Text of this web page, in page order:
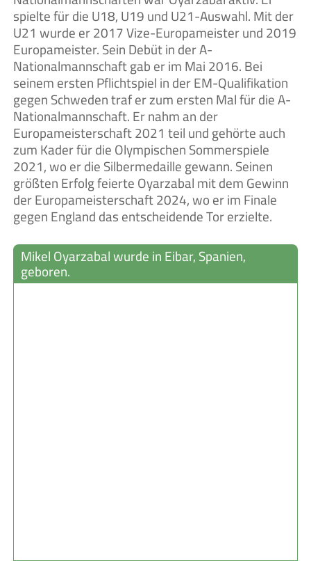
spielte für die U18, U19 und U21-Auswahl. Mit der
U21 wurde er 2017 Vize-Europameister und 2019
Europameister. Sein Debüt in der A-
Nationalmannschaft gab er im Mai 2016. Bei
seinem ersten Pflichtspiel in der EM-Qualifikation
gegen Schweden traf er zum ersten Mal für die A-
Nationalmannschaft. Er nahm an der
Europameisterschaft 2021 teil und gehörte auch
zum Kader für die Olympischen Sommerspiele
2021, wo er die Silbermedaille gewann. Seinen
größten Erfolg feierte Oyarzabal mit dem Gewinn
der Europameisterschaft 2024, wo er im Finale
gegen England das entscheidende Tor erzielte.
Mikel Oyarzabal wurde in Eibar, Spanien,
geboren.